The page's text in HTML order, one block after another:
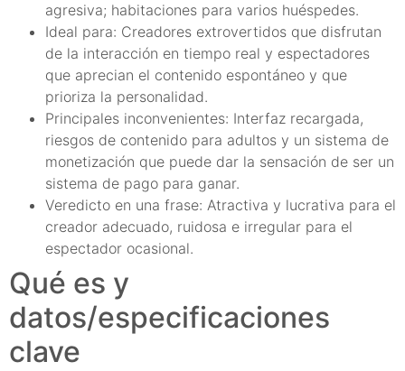
agresiva; habitaciones para varios huéspedes.
Ideal para: Creadores extrovertidos que disfrutan
de la interacción en tiempo real y espectadores
que aprecian el contenido espontáneo y que
prioriza la personalidad.
Principales inconvenientes: Interfaz recargada,
riesgos de contenido para adultos y un sistema de
monetización que puede dar la sensación de ser un
sistema de pago para ganar.
Veredicto en una frase: Atractiva y lucrativa para el
creador adecuado, ruidosa e irregular para el
espectador ocasional.
Qué es y
datos/especificaciones
clave